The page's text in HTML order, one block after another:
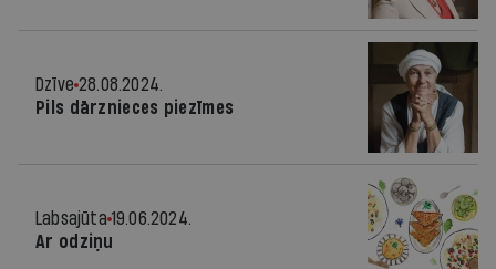
Dzīve 28.08.2024.
Pils dārznieces piezīmes
Labsajūta 19.06.2024.
Ar odziņu